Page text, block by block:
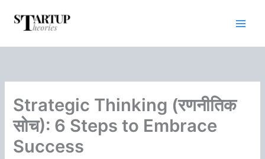
content
Strategic Thinking (रणनीतिक
सोच): 6 Steps to Embrace
Success